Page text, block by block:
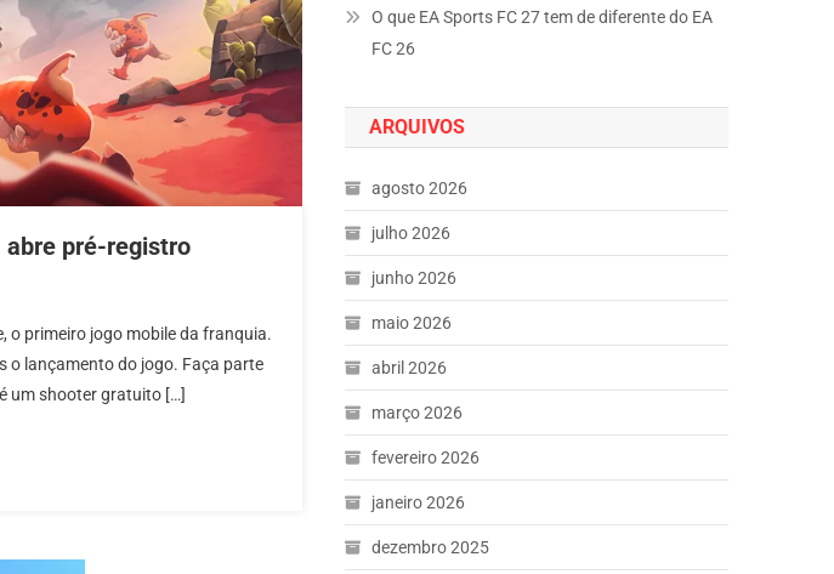
abre pré-registro
o primeiro jogo mobile da franquia.
o lançamento do jogo. Faça parte
um shooter gratuito […]
O que EA Sports FC 27 tem de diferente do EA
FC 26
ARQUIVOS
agosto 2026
julho 2026
junho 2026
maio 2026
abril 2026
março 2026
fevereiro 2026
janeiro 2026
dezembro 2025